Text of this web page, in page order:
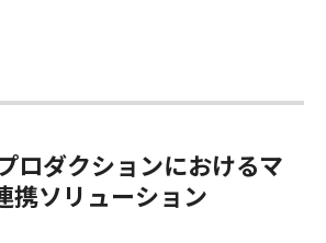
ロダクションにおけるマ
携ソリューション